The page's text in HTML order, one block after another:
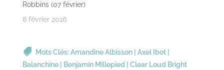
Robbins (07 février)
8 février 2016
Mots Clés:Amandine Albisson| Axel Ibot|
Balanchine| Benjamin Millepied
Clear Loud Bright